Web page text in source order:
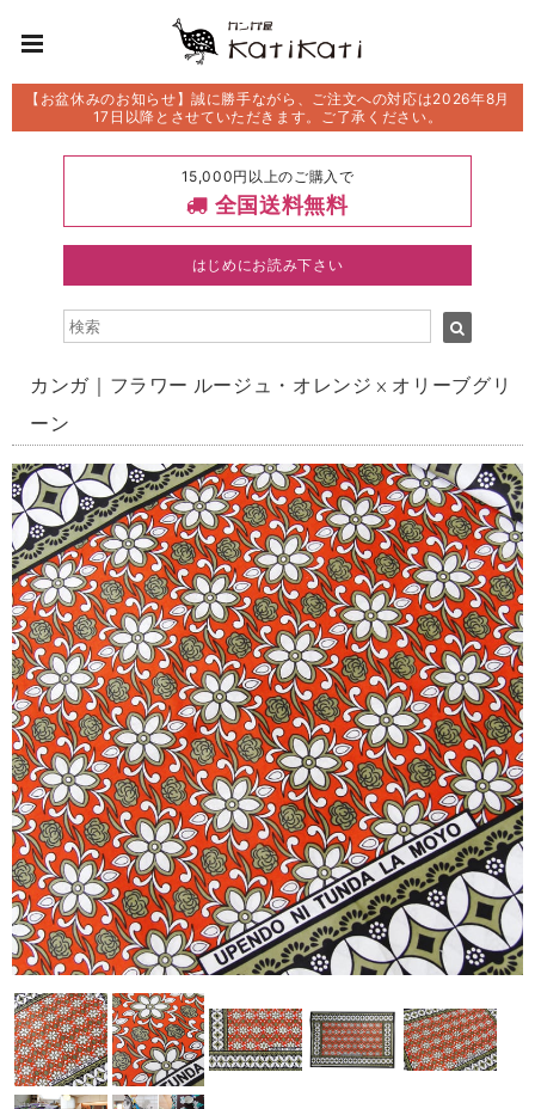
【お盆休みのお知らせ】誠に勝手ながら、ご注文への対応は2026年8月
17日以降とさせていただきます。ご了承ください。
15,000円以上のご購入で
全国送料無料
はじめにお読み下さい
カンガ｜フラワー ルージュ・オレンジ × オリーブグリ
ーン